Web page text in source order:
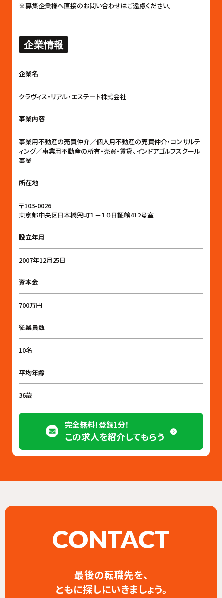
※募集企業様へ直接のお問い合わせはご遠慮ください。
企業情報
企業名
クラヴィス・リアル・エステート株式会社
事業内容
事業用不動産の売買仲介／個人用不動産の売買仲介・コンサルテ
ィング／事業用不動産の所有・売買・賃貸、インドアゴルフスクール
事業
所在地
〒103-0026
東京都中央区日本橋兜町１－１０日証館412号室
設立年月
2007年12月25日
資本金
700万円
従業員数
10名
平均年齢
36歳
完全無料！登録1分！
この求人を紹介してもらう
CONTACT
最後の転職先を、
ともに探しにいきましょう。